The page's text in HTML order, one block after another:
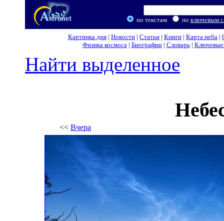
по текстам по ключевым
Картинка дня | Новости | Статьи | Книги | Карта неба |
Физика космоса| Биографии| Словарь| Ключевые
Найти выделенное
<< Вчера